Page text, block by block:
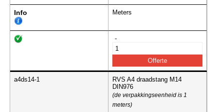
Info Meters
-
a4ds14-1
RVS A4 draadstang M14
DIN976
(de verpakkingseenheid is 1
meters)